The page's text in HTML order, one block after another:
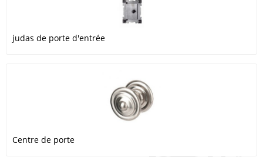
judas de porte d'entrée
Centre de porte